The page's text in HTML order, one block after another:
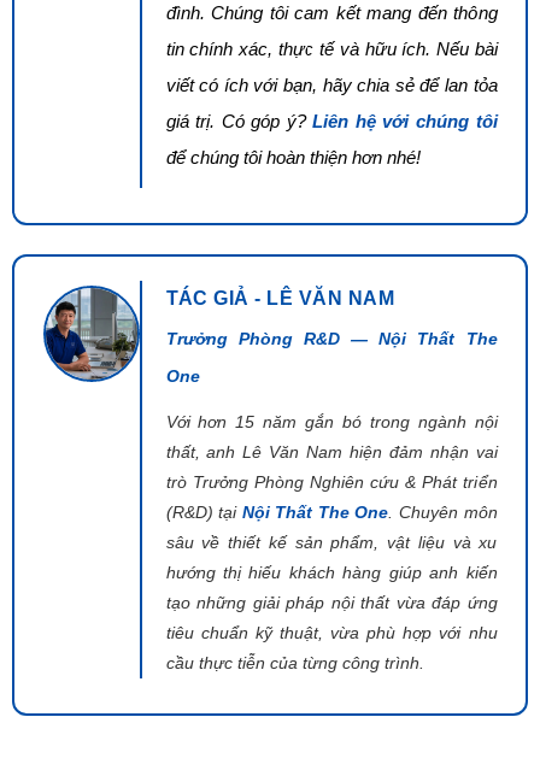
đình. Chúng tôi cam kết mang đến thông
tin chính xác, thực tế và hữu ích. Nếu bài
viết có ích với bạn, hãy chia sẻ để lan tỏa
giá trị. Có góp ý?Liên hệ với chúng tôi
để chúng tôi hoàn thiện hơn nhé!
TÁC GIẢ - LÊ VĂN NAM
Trưởng Phòng R&D — Nội Thất The
One
Với hơn 15 năm gắn bó trong ngành nội
thất, anh Lê Văn Nam hiện đảm nhận vai
trò Trưởng Phòng Nghiên cứu & Phát triển
(R&D) tại Nội Thất The One . Chuyên môn
sâu về thiết kế sản phẩm, vật liệu và xu
hướng thị hiếu khách hàng giúp anh kiến
tạo những giải pháp nội thất vừa đáp ứng
tiêu chuẩn kỹ thuật, vừa phù hợp với nhu
cầu thực tiễn của từng công trình.